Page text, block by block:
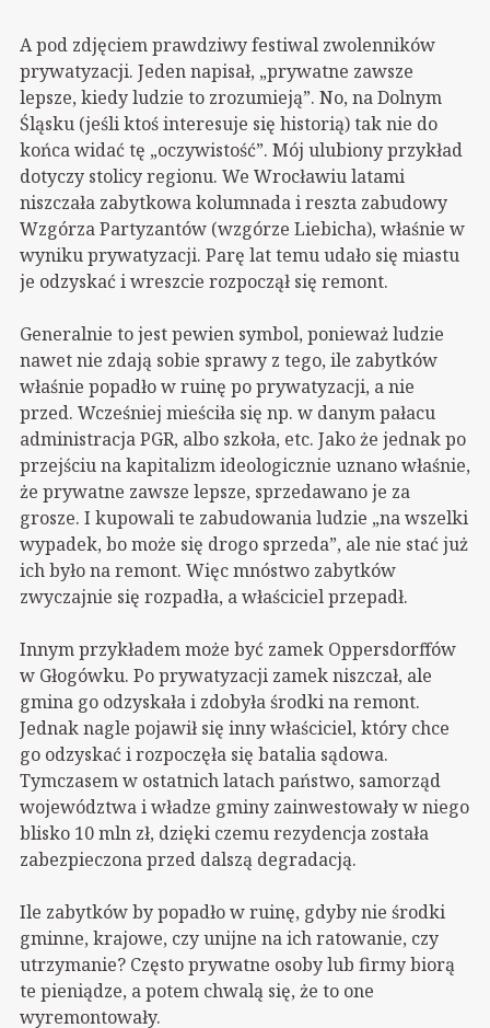
A pod zdjęciem prawdziwy festiwal zwolenników
prywatyzacji. Jeden napisał, „prywatne zawsze
lepsze, kiedy ludzie to zrozumieją”. No, na Dolnym
Śląsku (jeśli ktoś interesuje się historią) tak nie do
końca widać tę „oczywistość”. Mój ulubiony przykład
dotyczy stolicy regionu. We Wrocławiu latami
niszczała zabytkowa kolumnada i reszta zabudowy
Wzgórza Partyzantów (wzgórze Liebicha), właśnie w
wyniku prywatyzacji. Parę lat temu udało się miastu
je odzyskać i wreszcie rozpoczął się remont.
Generalnie to jest pewien symbol, ponieważ ludzie
nawet nie zdają sobie sprawy z tego, ile zabytków
właśnie popadło w ruinę po prywatyzacji, a nie
przed. Wcześniej mieściła się np. w danym pałacu
administracja PGR, albo szkoła, etc. Jako że jednak po
przejściu na kapitalizm ideologicznie uznano właśnie,
że prywatne zawsze lepsze, sprzedawano je za
grosze. I kupowali te zabudowania ludzie „na wszelki
wypadek, bo może się drogo sprzeda”, ale nie stać już
ich było na remont. Więc mnóstwo zabytków
zwyczajnie się rozpadła, a właściciel przepadł.
Innym przykładem może być zamek Oppersdorffów
w Głogówku. Po prywatyzacji zamek niszczał, ale
gmina go odzyskała i zdobyła środki na remont.
Jednak nagle pojawił się inny właściciel, który chce
go odzyskać i rozpoczęła się batalia sądowa.
Tymczasem w ostatnich latach państwo, samorząd
województwa i władze gminy zainwestowały w niego
blisko 10 mln zł, dzięki czemu rezydencja została
zabezpieczona przed dalszą degradacją.
Ile zabytków by popadło w ruinę, gdyby nie środki
gminne, krajowe, czy unijne na ich ratowanie, czy
utrzymanie? Często prywatne osoby lub firmy biorą
te pieniądze, a potem chwalą się, że to one
wyremontowały.